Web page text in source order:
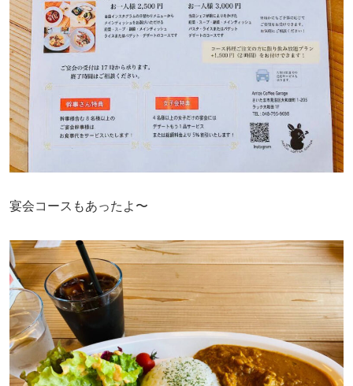
宴会コースもあったよ〜